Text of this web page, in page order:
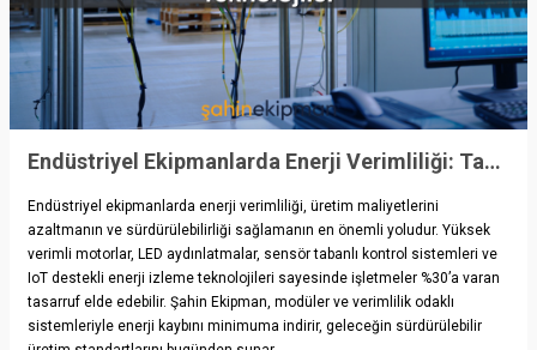
Endüstriyel Ekipmanlarda Enerji Verimliliği: Tasarruf Sağlayacak Teknolojiler
Endüstriyel ekipmanlarda enerji verimliliği, üretim maliyetlerini
azaltmanın ve sürdürülebilirliği sağlamanın en önemli yoludur. Yüksek
verimli motorlar, LED aydınlatmalar, sensör tabanlı kontrol sistemleri ve
IoT destekli enerji izleme teknolojileri sayesinde işletmeler %30’a varan
tasarruf elde edebilir. Şahin Ekipman, modüler ve verimlilik odaklı
sistemleriyle enerji kaybını minimuma indirir, geleceğin sürdürülebilir